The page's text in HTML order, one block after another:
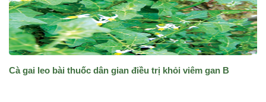
Cà gai leo bài thuốc dân gian điều trị khỏi viêm gan B